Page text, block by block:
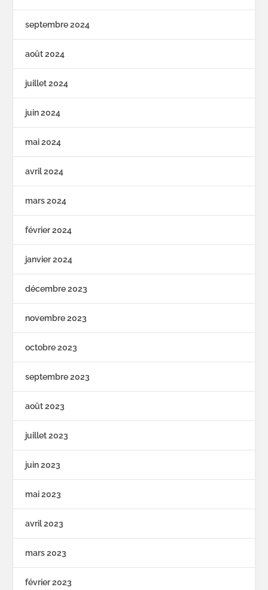
septembre 2024
août 2024
juillet 2024
juin 2024
mai 2024
avril 2024
mars 2024
février 2024
janvier 2024
décembre 2023
novembre 2023
octobre 2023
septembre 2023
août 2023
juillet 2023
juin 2023
mai 2023
avril 2023
mars 2023
février 2023